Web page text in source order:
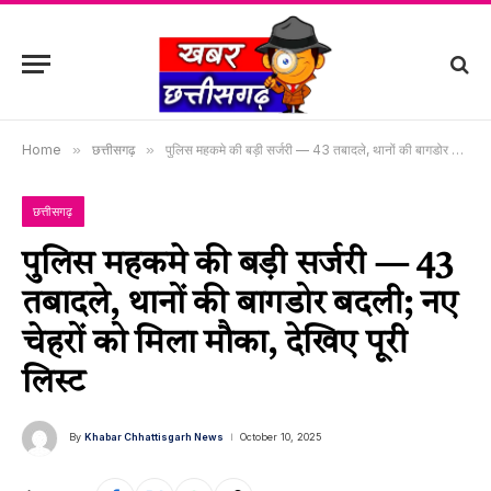
Home » छत्तीसगढ़ » पुलिस महकमे की बड़ी सर्जरी — 43 तबादले, थानों की बागडोर बदली; नए चेहरों को मिला मौका, देखिए पूरी लिस्ट
छत्तीसगढ़
पुलिस महकमे की बड़ी सर्जरी — 43
तबादले, थानों की बागडोर बदली; नए
चेहरों को मिला मौका, देखिए पूरी
लिस्ट
By Khabar Chhattisgarh News October 10, 2025